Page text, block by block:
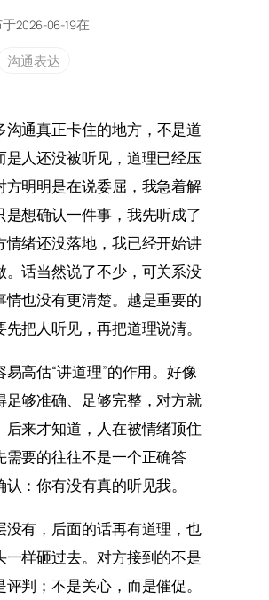
于2026-06-19在
沟通表达
沟通真正卡住的地方，不是道
是人还没被听见，道理已经压
方明明是在说委屈，我急着解
是想确认一件事，我先听成了
情绪还没落地，我已经开始讲
。话当然说了不少，可关系没
情也没有更清楚。越是重要的
把人听见，再把道理说清。
高估“讲道理”的作用。好像
足够准确、足够完整，对方就
后来才知道，人在被情绪顶住
需要的往往不是一个正确答
：你有没有真的听见我。
没有，后面的话再有道理，也
一样砸过去。对方接到的不是
判；不是关心，而是催促。